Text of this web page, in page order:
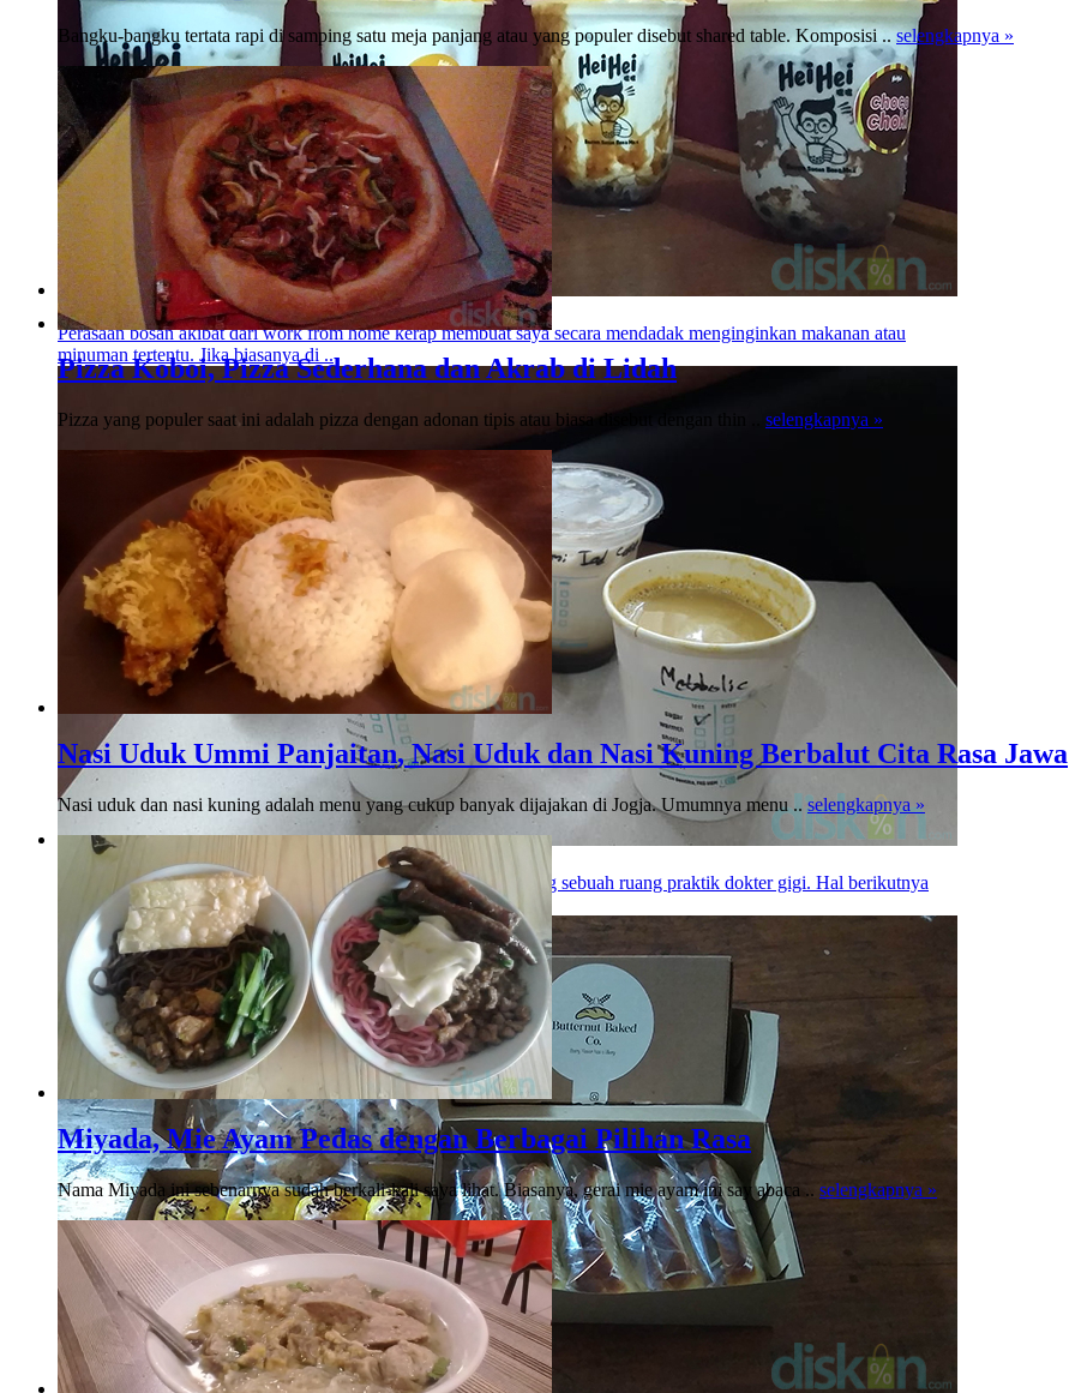
Hei Hei Boba, Jawara Boba dari Jogja
Perasaan bosan akibat dari work from home kerap membuat saya secara mendadak menginginkan makanan atau
minuman tertentu. Jika biasanya di ..
Denta Coffee
Ketika mendengar namanya pertama kali, di kepala saya langsung sebuah ruang praktik dokter gigi. Hal berikutnya
yang terbayang oleh saya ..
Bangku-bangku tertata rapi di samping satu meja panjang atau yang populer disebut shared table. Komposisi ..selengkapnya »
Pizza Koboi, Pizza Sederhana dan Akrab di Lidah
Pizza yang populer saat ini adalah pizza dengan adonan tipis atau biasa disebut dengan thin .. selengkapnya »
Nasi Uduk Ummi Panjaitan, Nasi Uduk dan Nasi Kuning Berbalut Cita Rasa Jawa
Nasi uduk dan nasi kuning adalah menu yang cukup banyak dijajakan di Jogja. Umumnya menu ..selengkapnya »
Miyada, Mie Ayam Pedas dengan Berbagai Pilihan Rasa
Nama Miyada ini sebenarnya sudah berkali-kali saya lihat. Biasanya, gerai mie ayam ini say abaca .. selengkapnya »